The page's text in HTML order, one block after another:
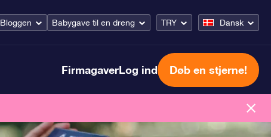
Bloggen Babygave til en dreng TRY Dansk
FirmagaverLog ind Døb en stjerne!